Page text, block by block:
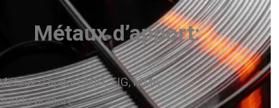
Métaux d’apport:
d’apport MIG, TIG, MMA
brasure